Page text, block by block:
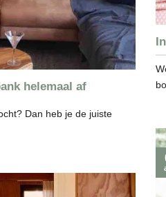
helemaal af
Dan heb je de juiste